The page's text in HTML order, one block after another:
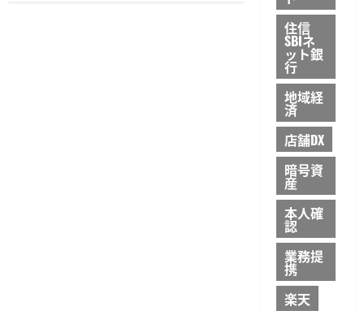
住信
SBIネ
ット銀
行
地域経
済
店舗DX
暗号資
産
本人確
認
業務提
携
楽天